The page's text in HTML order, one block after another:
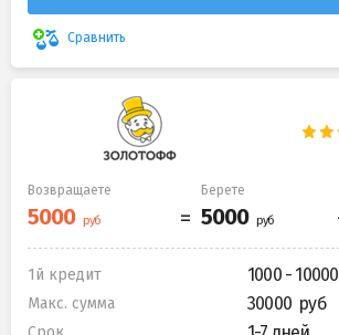
Сравнить
Возвращаете Берете
1й кредит 1000 - 10000
Макс. сумма 30000